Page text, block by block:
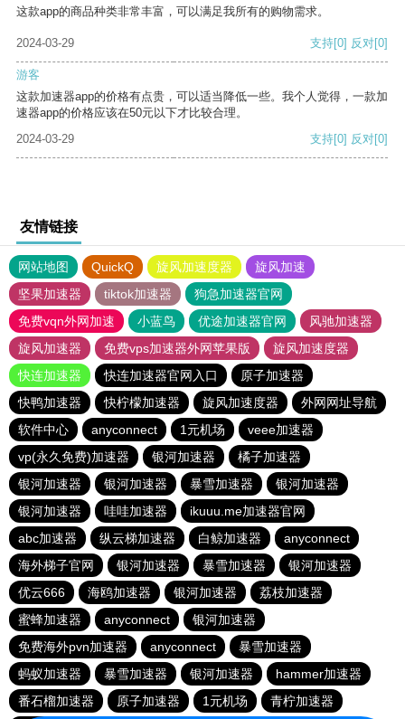
这款app的商品种类非常丰富，可以满足我所有的购物需求。
2024-03-29 支持[0] 反对[0]
游客
这款加速器app的价格有点贵，可以适当降低一些。我个人觉得，一款加
速器app的价格应该在50元以下才比较合理。
2024-03-29
支持[0] 反对[0]
友情链接
网站地图 QuickQ 旋风加速度器
旋风加速
坚果加速器
tiktok加速器
狗急加速器官网
免费vqn外网加速
小蓝鸟 优途加速器官网
风驰加速器
旋风加速器
免费vps加速器外网苹果版
旋风加速度器
快连加速器
快连加速器官网入口
原子加速器
快鸭加速器
快柠檬加速器 旋风加速度器
外网网址导航
软件中心
anyconnect 1元机场
veee加速器
vp(永久免费)加速器
银河加速器
橘子加速器
银河加速器
银河加速器 暴雪加速器
银河加速器
银河加速器
哇哇加速器
ikuuu.me加速器官网
abc加速器
纵云梯加速器 白鲸加速器
anyconnect
海外梯子官网
银河加速器 暴雪加速器
银河加速器
优云666
海鸥加速器 银河加速器
荔枝加速器
蜜蜂加速器
anyconnect
银河加速器
免费海外pvn加速器
anyconnect
暴雪加速器
蚂蚁加速器
暴雪加速器 银河加速器
hammer加速器
番石榴加速器
原子加速器 1元机场 青柠加速器